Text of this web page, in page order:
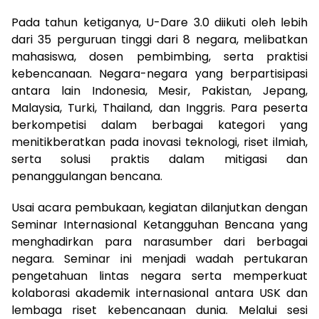
Pada tahun ketiganya, U-Dare 3.0 diikuti oleh lebih
dari 35 perguruan tinggi dari 8 negara, melibatkan
mahasiswa, dosen pembimbing, serta praktisi
kebencanaan. Negara-negara yang berpartisipasi
antara lain Indonesia, Mesir, Pakistan, Jepang,
Malaysia, Turki, Thailand, dan Inggris. Para peserta
berkompetisi dalam berbagai kategori yang
menitikberatkan pada inovasi teknologi, riset ilmiah,
serta solusi praktis dalam mitigasi dan
penanggulangan bencana.
Usai acara pembukaan, kegiatan dilanjutkan dengan
Seminar Internasional Ketangguhan Bencana yang
menghadirkan para narasumber dari berbagai
negara. Seminar ini menjadi wadah pertukaran
pengetahuan lintas negara serta memperkuat
kolaborasi akademik internasional antara USK dan
lembaga riset kebencanaan dunia. Melalui sesi